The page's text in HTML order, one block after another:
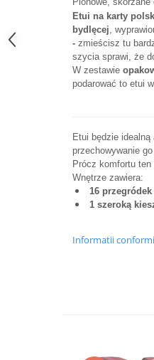
Etui na karty
bydlęcej ,
- zmieścisz tu
szycia sprawi, że
W zestawie
podarować to etui
Etui będzie
przechowywanie
Prócz komfortu
Wnętrze zawiera:
16 przegródek
1 szeroką
Informatii